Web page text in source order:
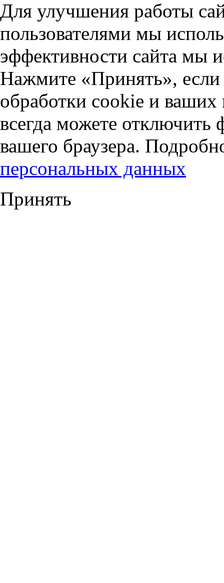
Для улучшения работы
пользователями мы
эффективности сайта мы
Нажмите «Принять», если
обработки cookie и
всегда можете отключить
вашего браузера.
персональных данных
Принять